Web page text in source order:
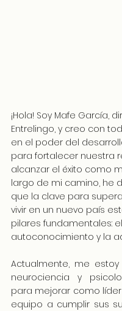
¡Hola! Soy Mafe García,
Entrelingo, y creo con
en el poder del
para fortalecer nuestra
alcanzar el éxito como
largo de mi camino, he
que la clave para
vivir en un nuevo país
pilares fundamentales: el
autoconocimiento y la
Actualmente, me
neurociencia y
para mejorar como
equipo a cumplir sus